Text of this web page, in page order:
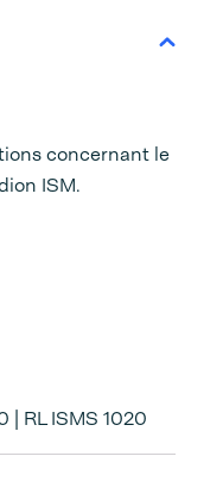
concernant le
ISM.
| RL ISMS 1020